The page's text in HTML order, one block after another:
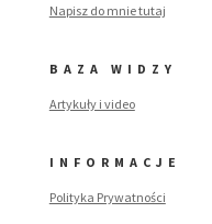
Napisz do mnie tutaj
BAZA WIDZY
Artykuły i video
INFORMACJE
Polityka Prywatności